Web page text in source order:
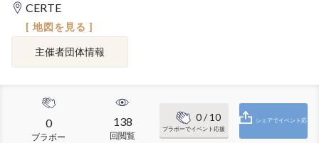
CERTE
[ 地図を見る ]
主催者団体情報
0
ブラボー
138
回閲覧
0/ 10
ブラボーでイベント応援
シェアでイベント応